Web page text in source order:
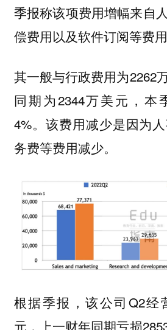
季报称该项费用增幅来自
偿费用以及软件订阅等费用
其一般与行政费用为2262
同期为2344万美元，本
4%。该费用减少是因为
务费等费用减少。
根据季报，该公司Q2经
元，上一财年同期亏损